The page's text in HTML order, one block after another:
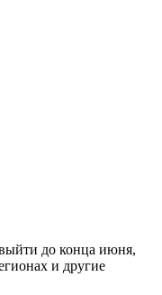
до конца июня,
и другие